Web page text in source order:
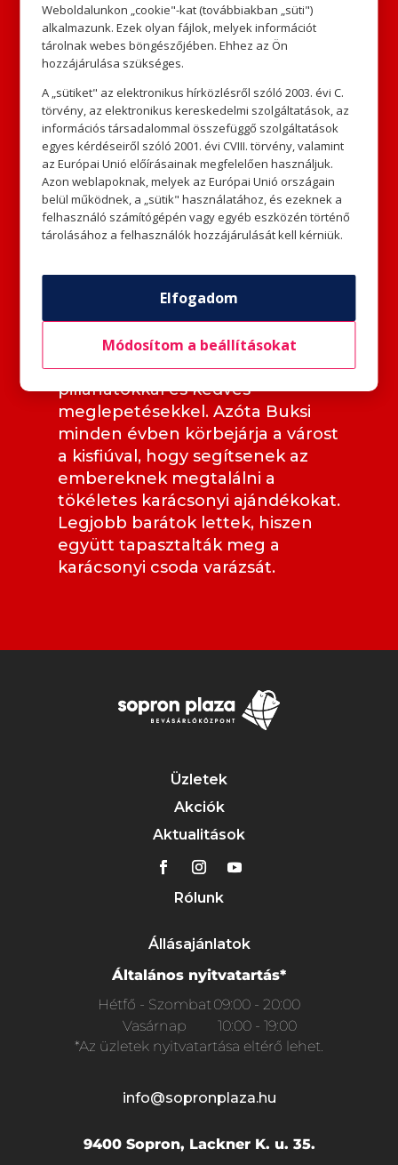
Buksinak, hogy hol találja a
legszebb ajándékokat, de ezt
már a képzeletre bízzuk. A fiúnak
sikerült is mindenkinek valami
igazán szép ajándékot vásárolnia.
Karácsony estéjén a kisfiú
boldogan adta át családjának az
ajándékokat, majd felkerekedtek,
hogy meglátogassák Hópihe
Hankát és Buksit, aki a lábuknál
boldog családot és az ünnepi
fényeket az ablakban. Ekkor
értette meg, hogy az ünnep
akkor az igazi, ha tele van a
szeretteiddel töltött, meghitt
pillanatokkal és kedves
meglepetésekkel. Azóta Buksi
minden évben körbejárja a várost
a kisfiúval, hogy segítsenek az
embereknek megtalálni a
tökéletes karácsonyi ajándékokat.
Legjobb barátok lettek, hiszen
együtt tapasztalták meg a
karácsonyi csoda varázsát.
Üzletek
Akciók
Aktualitások
Rólunk
Állásajánlatok
Általános nyitvatartás*
Hétfő - Szombat09:00 - 20:00
Vasárnap
10:00 - 19:00
*Az üzletek nyitvatartása eltérő lehet.
info@sopronplaza.hu
9400 Sopron, Lackner K. u. 35.
Weboldalunkon „cookie"-kat (továbbiakban „süti")
alkalmazunk. Ezek olyan fájlok, melyek információt
tárolnak webes böngészőjében. Ehhez az Ön
hozzájárulása szükséges.
A „sütiket" az elektronikus hírközlésről szóló 2003. évi C.
törvény, az elektronikus kereskedelmi szolgáltatások, az
információs társadalommal összefüggő szolgáltatások
egyes kérdéseiről szóló 2001. évi CVIII. törvény, valamint
az Európai Unió előírásainak megfelelően használjuk.
Azon weblapoknak, melyek az Európai Unió országain
belül működnek, a „sütik" használatához, és ezeknek a
felhasználó számítógépén vagy egyéb eszközén történő
tárolásához a felhasználók hozzájárulását kell kérniük.
Elfogadom
Módosítom a beállításokat